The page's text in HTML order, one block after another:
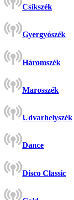
Csíkszék
Gyergyószék
Háromszék
Marosszék
Udvarhelyszék
Dance
Disco Classic